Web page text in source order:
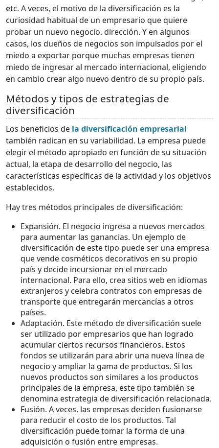
etc. A veces, el motivo de la diversificación es la
curiosidad habitual de un empresario que quiere
probar un nuevo negocio. dirección. Y en algunos
casos, los dueños de negocios son impulsados por el
miedo a exportar porque muchas empresas tienen
miedo de ingresar al mercado internacional, eligiendo
en cambio crear algo nuevo dentro de su propio país.
Métodos y tipos de estrategias de
diversificación
Los beneficios de la diversificación empresarial
también radican en su variabilidad. La empresa puede
elegir el método apropiado en función de su situación
actual, la etapa de desarrollo del negocio, las
características específicas de la actividad y los objetivos
establecidos.
Hay tres métodos principales de diversificación:
Expansión. El negocio ingresa a nuevos mercados
para aumentar las ganancias. Un ejemplo de
diversificación de este tipo puede ser una empresa
que vende cosméticos decorativos en su propio
país y decide incursionar en el mercado
internacional. Para ello, crea sitios web en idiomas
extranjeros y celebra contratos con empresas de
transporte que entregarán mercancías a otros
países.
Adaptación. Este método de diversificación suele
ser utilizado por empresarios que han logrado
acumular ciertos recursos financieros. Estos
fondos se utilizarán para abrir una nueva línea de
negocio y ampliar la gama de productos. Si los
nuevos productos son similares a los productos
principales de la empresa, este tipo también se
denomina estrategia de diversificación relacionada.
Fusión. A veces, las empresas deciden fusionarse
para reducir el costo de los productos. Tal
diversificación puede tomar la forma de una
adquisición o fusión entre empresas.